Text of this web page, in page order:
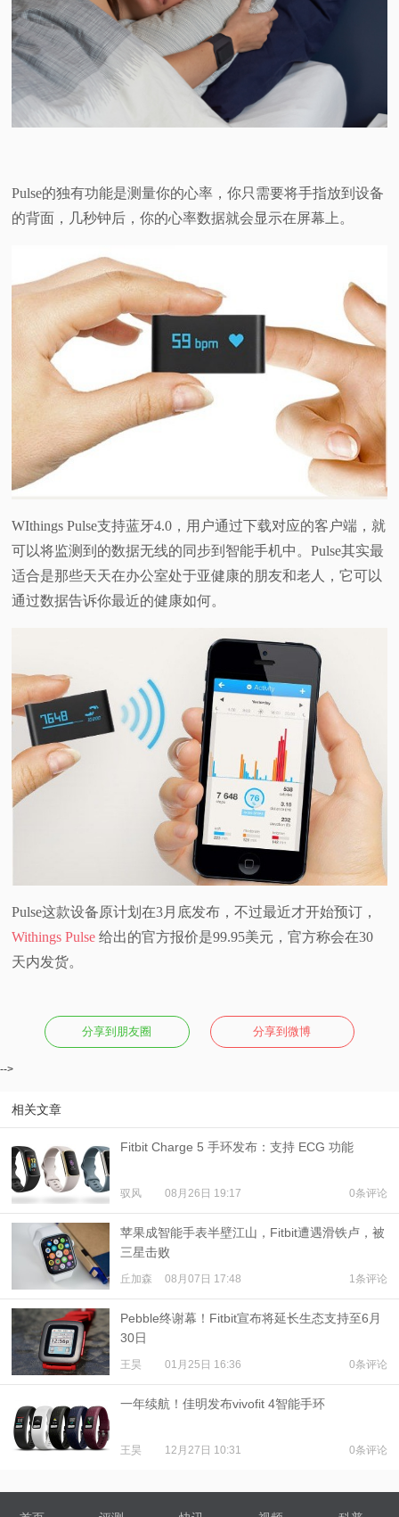
Pulse的独有功能是测量你的心率，你只需要将手指放到设备
的背面，几秒钟后，你的心率数据就会显示在屏幕上。
WIthings Pulse支持蓝牙4.0，用户通过下载对应的客户端，就
可以将监测到的数据无线的同步到智能手机中。Pulse其实最
适合是那些天天在办公室处于亚健康的朋友和老人，它可以
通过数据告诉你最近的健康如何。
Pulse这款设备原计划在3月底发布，不过最近才开始预订，
Withings Pulse 给出的官方报价是99.95美元，官方称会在30
天内发货。
分享到朋友圈 分享到微博
-->
相关文章
Fitbit Charge 5 手环发布：支持 ECG 功能
驭风 08月26日 19:17 0条评论
苹果成智能手表半壁江山，Fitbit遭遇滑铁卢，被
三星击败
丘加森 08月07日 17:48 1条评论
Pebble终谢幕！Fitbit宣布将延长生态支持至6月
30日
王昊 01月25日 16:36 0条评论
一年续航！佳明发布vivofit 4智能手环
王昊 12月27日 10:31 0条评论